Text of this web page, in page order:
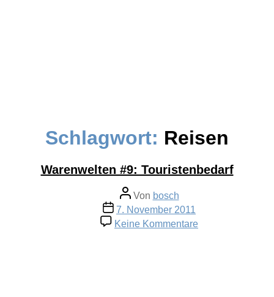
Schlagwort: Reisen
Warenwelten #9: Touristenbedarf
Beitragsautor
Von bosch
Veröffentlichungsdatum
7. November 2011
Keine Kommentare
Warenwelten